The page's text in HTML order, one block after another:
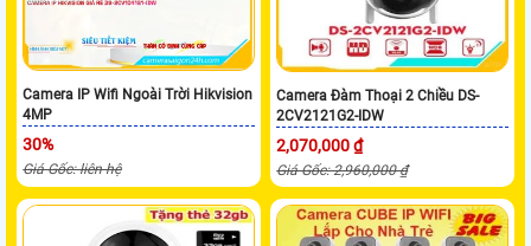
Camera IP Wifi Ngoài Trời Hikvision
4MP
30%
Giá Gốc: liên hệ
Camera Đàm Thoại 2 Chiều DS-
2CV2121G2-IDW
2,070,000 ₫
Giá Gốc: 2,960,000 ₫